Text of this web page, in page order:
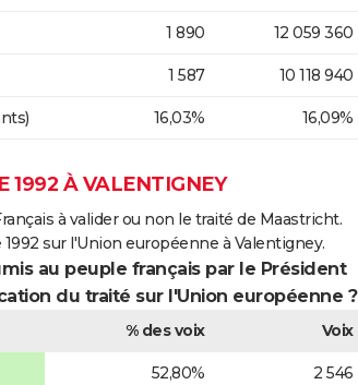
1 890 12 059 360
1 587 10 118 940
16,03% 16,09%
1992 À VALENTIGNEY
à valider ou non le traité de Maastricht.
sur l'Union européenne à Valentigney.
au peuple français par le Président
du traité sur l'Union européenne ?
% des voix
Voix
52,80% 2 546